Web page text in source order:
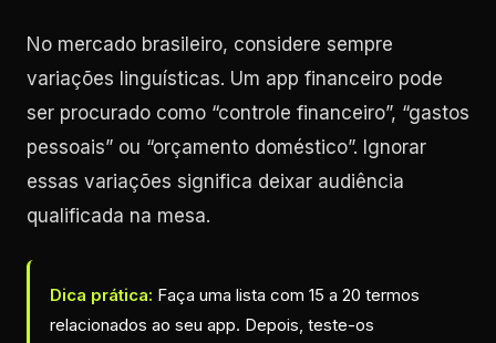
No mercado brasileiro, considere sempre
variações linguísticas. Um app financeiro pode
ser procurado como “controle financeiro”, “gastos
pessoais” ou “orçamento doméstico”. Ignorar
essas variações significa deixar audiência
qualificada na mesa.
Dica prática: Faça uma lista com 15 a 20 termos
relacionados ao seu app. Depois, teste-os